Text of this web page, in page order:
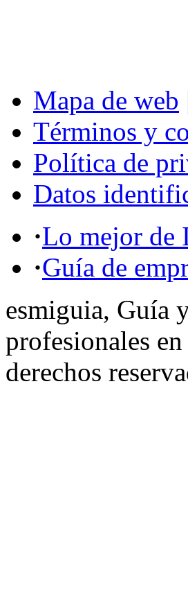
Mapa de web
Términos y
Política de
Datos
·Lo mejor de
·Guía de
esmiguia, Guía
profesionales
derechos